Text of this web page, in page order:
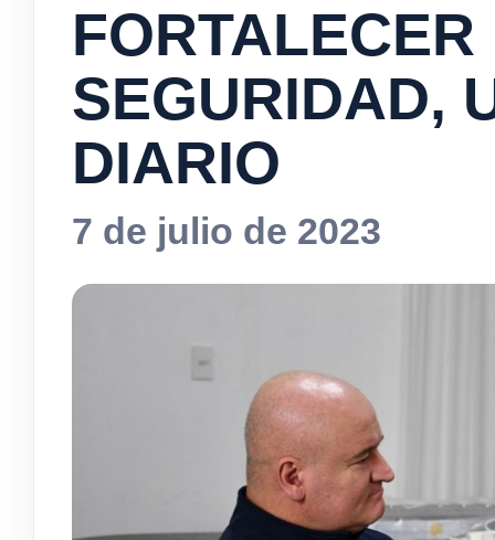
SEGURIDAD,
DIARIO
7 de julio de 2023